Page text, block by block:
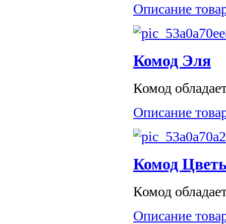
Описание
Комод Эля
Комод
Описание
Комод
Комод
Описание